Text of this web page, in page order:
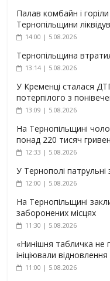
Палав комбайн і
Тернопільщини
14:00 | 5.08.2026
Тернопільщина
13:14 | 5.08.2026
У Кременці сталася
потерпілого з
13:09 | 5.08.2026
На Тернопільщині
понад 220 тисяч
12:33 | 5.08.2026
У Тернополі патрульні
12:00 | 5.08.2026
На Тернопільщині
заборонених місцях
11:30 | 5.08.2026
«Нинішня табличка не
ініціювали відновлення
11:00 | 5.08.2026